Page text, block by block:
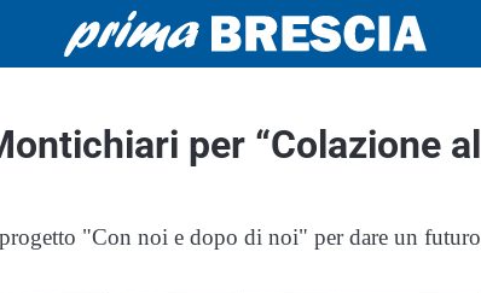
per “Colazione al
"Con noi e dopo di noi" per dare un futuro